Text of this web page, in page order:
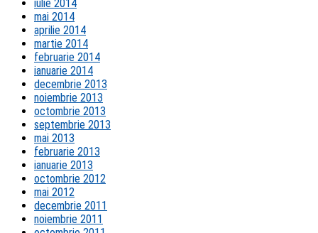
iulie 2014
mai 2014
aprilie 2014
martie 2014
februarie 2014
ianuarie 2014
decembrie 2013
noiembrie 2013
octombrie 2013
septembrie 2013
mai 2013
februarie 2013
ianuarie 2013
octombrie 2012
mai 2012
decembrie 2011
noiembrie 2011